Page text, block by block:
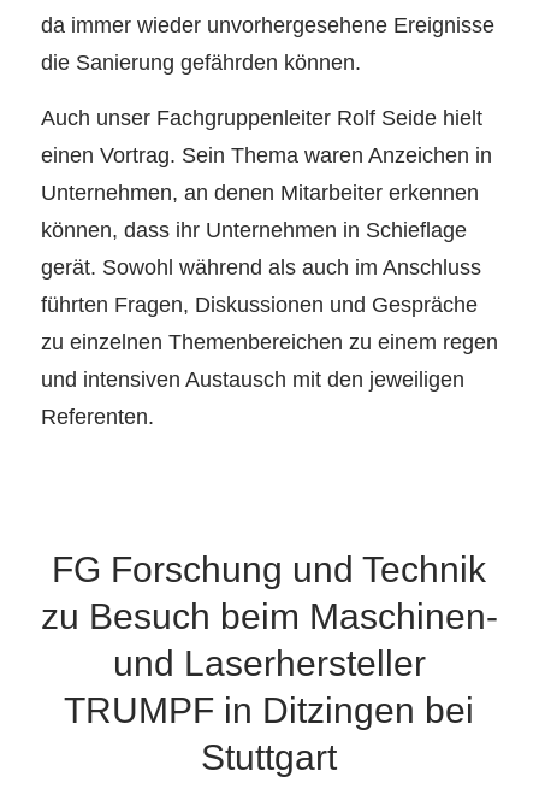
da immer wieder unvorhergesehene Ereignisse
die Sanierung gefährden können.
Auch unser Fachgruppenleiter Rolf Seide hielt
einen Vortrag. Sein Thema waren Anzeichen in
Unternehmen, an denen Mitarbeiter erkennen
können, dass ihr Unternehmen in Schieflage
gerät. Sowohl während als auch im Anschluss
führten Fragen, Diskussionen und Gespräche
zu einzelnen Themenbereichen zu einem regen
und intensiven Austausch mit den jeweiligen
Referenten.
FG Forschung und Technik
zu Besuch beim Maschinen-
und Laserhersteller
TRUMPF in Ditzingen bei
Stuttgart